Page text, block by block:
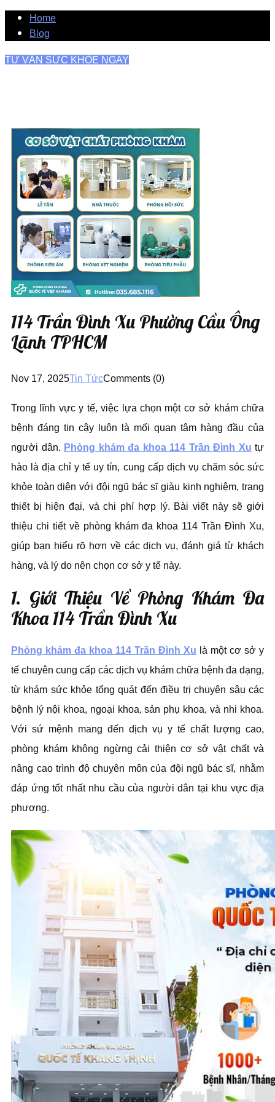
Home
Blog
TƯ VẤN SỨC KHỎE NGAY
114 Trần Đình Xu Phường Cầu Ông
Lãnh TPHCM
Nov 17, 2025Tin TứcComments (0)
Trong lĩnh vực y tế, việc lựa chọn một cơ sở khám chữa
bệnh đáng tin cậy luôn là mối quan tâm hàng đầu của
người dân. Phòng khám đa khoa 114 Trần Đình Xu tự
hào là địa chỉ y tế uy tín, cung cấp dịch vụ chăm sóc sức
khỏe toàn diện với đội ngũ bác sĩ giàu kinh nghiệm, trang
thiết bị hiện đại, và chi phí hợp lý. Bài viết này sẽ giới
thiệu chi tiết về phòng khám đa khoa 114 Trần Đình Xu,
giúp bạn hiểu rõ hơn về các dịch vụ, đánh giá từ khách
hàng, và lý do nên chọn cơ sở y tế này.
1. Giới Thiệu Về Phòng Khám Đa
Khoa 114 Trần Đình Xu
Phòng khám đa khoa 114 Trần Đình Xu là một cơ sở y
tế chuyên cung cấp các dịch vụ khám chữa bệnh đa dạng,
từ khám sức khỏe tổng quát đến điều trị chuyên sâu các
bệnh lý nội khoa, ngoại khoa, sản phụ khoa, và nhi khoa.
Với sứ mệnh mang đến dịch vụ y tế chất lượng cao,
phòng khám không ngừng cải thiện cơ sở vật chất và
nâng cao trình độ chuyên môn của đội ngũ bác sĩ, nhằm
đáp ứng tốt nhất nhu cầu của người dân tại khu vực địa
phương.